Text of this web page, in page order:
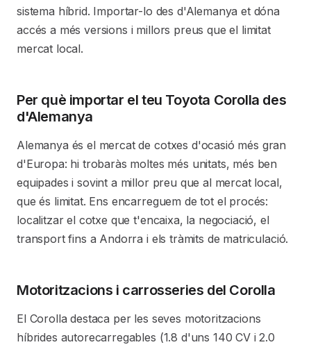
sistema híbrid. Importar-lo des d'Alemanya et dóna
accés a més versions i millors preus que el limitat
mercat local.
Per què importar el teu Toyota Corolla des
d'Alemanya
Alemanya és el mercat de cotxes d'ocasió més gran
d'Europa: hi trobaràs moltes més unitats, més ben
equipades i sovint a millor preu que al mercat local,
que és limitat. Ens encarreguem de tot el procés:
localitzar el cotxe que t'encaixa, la negociació, el
transport fins a Andorra i els tràmits de matriculació.
Motoritzacions i carrosseries del Corolla
El Corolla destaca per les seves motoritzacions
híbrides autorecarregables (1.8 d'uns 140 CV i 2.0